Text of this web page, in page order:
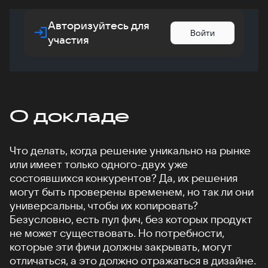
Авторизуйтесь для
участия
Войти
О докладе
Что делать, когда решение уникально на рынке
или имеет только одного-двух уже
состоявшихся конкурентов? Да, их решения
могут быть проверены временем, но так ли они
универсальны, чтобы их копировать?
Безусловно, есть пул фич, без которых продукт
не может существовать. Но потребности,
которые эти фичи должны закрывать, могут
отличаться, а это должно отражаться в дизайне.